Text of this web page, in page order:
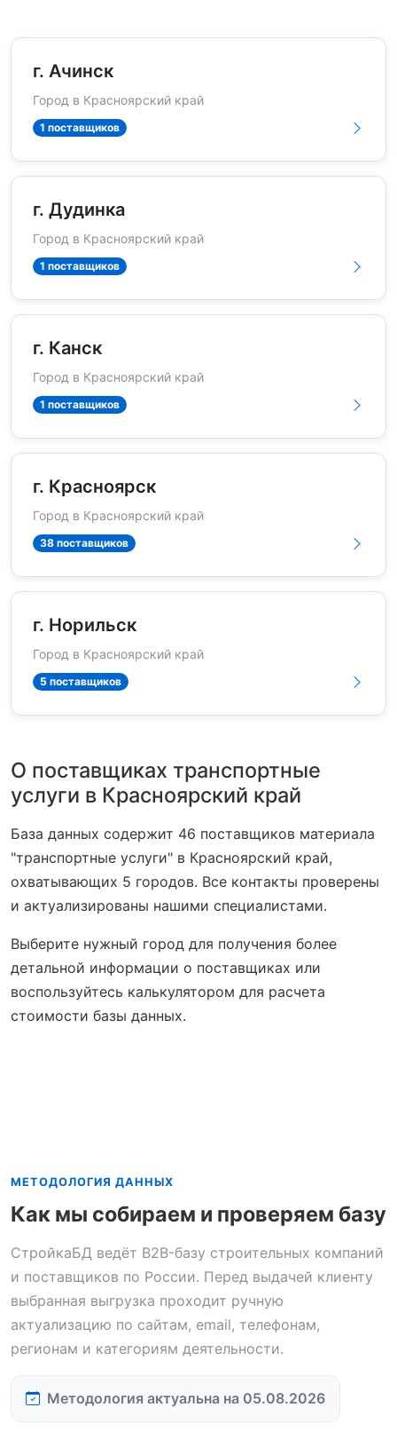
г. Ачинск
Город в Красноярский край
1 поставщиков
г. Дудинка
Город в Красноярский край
1 поставщиков
г. Канск
Город в Красноярский край
1 поставщиков
г. Красноярск
Город в Красноярский край
38 поставщиков
г. Норильск
Город в Красноярский край
5 поставщиков
О поставщиках транспортные
услуги в Красноярский край
База данных содержит 46 поставщиков материала
"транспортные услуги" в Красноярский край,
охватывающих 5 городов. Все контакты проверены
и актуализированы нашими специалистами.
Выберите нужный город для получения более
детальной информации о поставщиках или
воспользуйтесь калькулятором для расчета
стоимости базы данных.
МЕТОДОЛОГИЯ ДАННЫХ
Как мы собираем и проверяем базу
СтройкаБД ведёт B2B-базу строительных компаний
и поставщиков по России. Перед выдачей клиенту
выбранная выгрузка проходит ручную
актуализацию по сайтам, email, телефонам,
регионам и категориям деятельности.
Методология актуальна на 05.08.2026